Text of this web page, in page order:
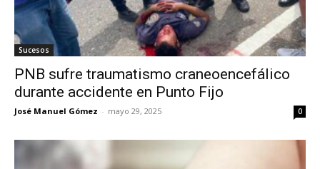
Sucesos
PNB sufre traumatismo craneoencefálico
durante accidente en Punto Fijo
José Manuel Gómez - mayo 29, 2025 0